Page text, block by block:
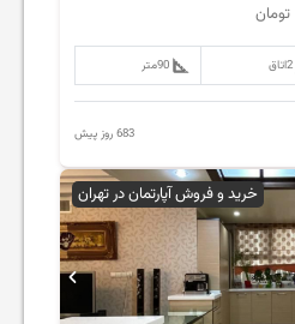
تومان
2اتاق 90متر
683 روز پیش
خرید و فروش آپارتمان در تهران